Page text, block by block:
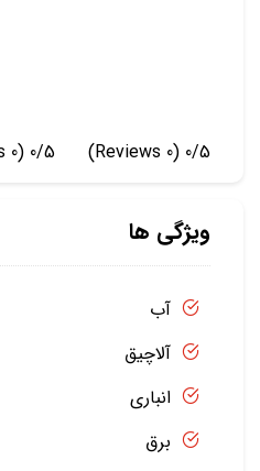
0/5
(0 Reviews)
0/5
(0 Reviews)
ویژگی ها
آب
آلاچیق
انباری
برق